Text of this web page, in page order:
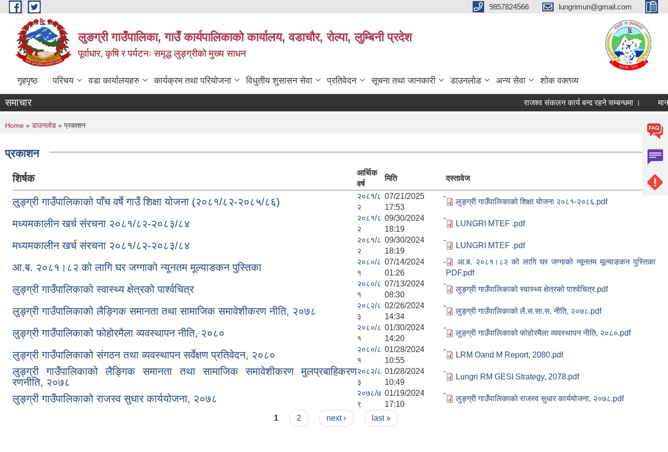
Skip to main content 9857824566 lungrimun@gmail.com
लुङग्री गाउँपालिका, गाउँ कार्यपालिकाको कार्यालय, वडाचौर, रोल्पा, लुम्बिनी प्रदेश
पूर्वाधार, कृषि र पर्यटनः समृद्ध लुङ्ग्रीको मुख्य साधन
गृहपृष्ठ परिचय वडा कार्यालयहरु कार्यक्रम तथा परियोजना विधुतीय शुसासन सेवा प्रतिवेदन सूचना तथा जानकारी डाउनलोड अन्य सेवा शोक वक्तव्य
समाचार राजश्व संकलन कार्य बन्द रहने सम्बन्धमा ।
You are here
Home » डाउनलोड » प्रकाशन
प्रकाशन
शिर्षक
आर्थिक
वर्ष
मिति दस्तावेज
लुङ्ग्री गाउँपालिकाको पाँच वर्षे गाउँ शिक्षा योजना (२०८१/८२-२०८५/८६)
२०८१/८
२
07/21/2025 -
17:53
लुङ्ग्री गाउँपालिकाको शिक्षा योजना २०८१-२०८६.pdf
मध्यमकालीन खर्च संरचना २०८१/८२-२०८३/८४
२०८१/८
२
09/30/2024 -
18:19
LUNGRI MTEF .pdf
मध्यमकालीन खर्च संरचना २०८१/८२-२०८३/८४
२०८१/८
२
09/30/2024 -
18:19
LUNGRI MTEF .pdf
आ.ब. २०८१।८२ को लागि घर जग्गाको न्यूनतम मूल्याङकन पुस्तिका
२०८०/८
१
07/14/2024 -
01:26
आ.ब. २०८१।८२ को लागि घर जग्गाको न्यूनतम मूल्याङकन पुस्तिका
PDF.pdf
लुङ्ग्री गाउँपालिकाको स्वास्थ्य क्षेत्रको पार्श्वचित्र
२०८०/८
१
07/13/2024 -
08:30
लुङ्ग्री गाउँपालिकाको स्वास्थ्य क्षेत्रको पार्श्वचित्र.pdf
लुङ्ग्री गाउँपालिकाको लैङ्गिक समानता तथा सामाजिक समावेशीकरण नीति, २०७८
२०८२/८
३
02/26/2024 -
14:34
लुङ्ग्री गाउँपालिकाको लै.स.सा.स. नीति, २०७८.pdf
लुङ्ग्री गाउँपालिकाको फोहोरमैला व्यवस्थापन नीति, २०८०
२०८०/८
१
01/30/2024 -
14:20
लुङ्ग्री गाउँपालिकाको फोहोरमैला व्यवस्थापन नीति, २०८०.pdf
लुङ्ग्री गाउँपालिकाको संगठन तथा व्यवस्थापन सर्वेक्षण प्रतिवेदन, २०८०
२०८०/८
१
01/28/2024 -
10:55
LRM Oand M Report, 2080.pdf
लुङ्ग्री गाउँपालिकाको लैङ्गिक समानता तथा सामाजिक समावेशीकरण मुलप्रबाहिकरण
रणनीति, २०७८
२०८२/८
३
01/28/2024 -
10:49
Lungri RM GESI Strategy, 2078.pdf
लुङ्ग्री गाउँपालिकाको राजस्व सुधार कार्ययोजना, २०७८
२०७८/७
९
01/19/2024 -
17:10
लुङ्ग्री गाउँपालिकाको राजस्व सुधार कार्ययोजना, २०७८.pdf
1 2 next › last »